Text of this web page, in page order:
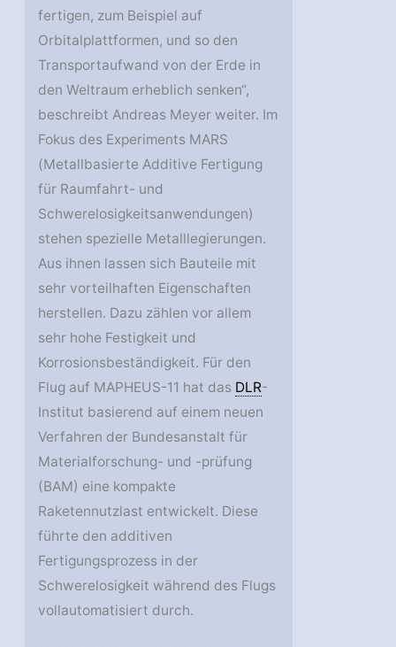
fertigen, zum Beispiel auf
Orbitalplattformen, und so den
Transportaufwand von der Erde in
den Weltraum erheblich senken“,
beschreibt Andreas Meyer weiter. Im
Fokus des Experiments MARS
(Metallbasierte Additive Fertigung
für Raumfahrt- und
Schwerelosigkeitsanwendungen)
stehen spezielle Metalllegierungen.
Aus ihnen lassen sich Bauteile mit
sehr vorteilhaften Eigenschaften
herstellen. Dazu zählen vor allem
sehr hohe Festigkeit und
Korrosionsbeständigkeit. Für den
Flug auf MAPHEUS-11 hat das DLR-
Institut basierend auf einem neuen
Verfahren der Bundesanstalt für
Materialforschung- und -prüfung
(BAM) eine kompakte
Raketennutzlast entwickelt. Diese
führte den additiven
Fertigungsprozess in der
Schwerelosigkeit während des Flugs
vollautomatisiert durch.